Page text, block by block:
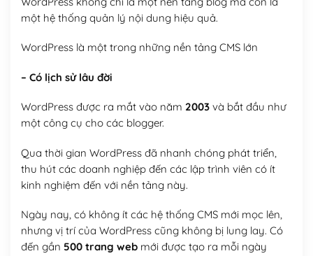
một hệ thống quản lý nội dung hiệu quả.
WordPress là một trong những nền tảng CMS lớn
– Có lịch sử lâu đời
WordPress được ra mắt vào năm 2003và bắt đầu như
một công cụ cho các blogger.
Qua thời gian WordPress đã nhanh chóng phát triển,
thu hút các doanh nghiệp đến các lập trình viên có ít
kinh nghiệm đến với nền tảng này.
Ngày nay, có không ít các hệ thống CMS mới mọc lên,
nhưng vị trí của WordPress cũng không bị lung lay. Có
đến gần 500 trang webmới được tạo ra mỗi ngày